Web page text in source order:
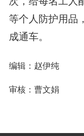
等个人防护用品
成通车。
编辑：赵伊纯
审核：曹文娟